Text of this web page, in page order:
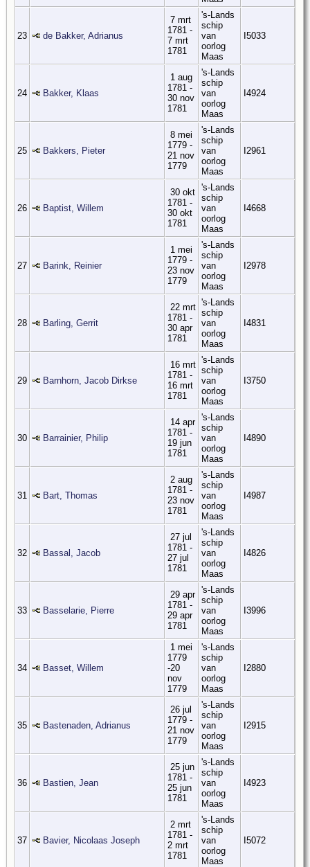
23 de Bakker, Adrianus
7 mrt
1781 -
7 mrt
1781
's-Lands
schip
van
oorlog
Maas
I5033
24 Bakker, Klaas
1 aug
1781 -
30 nov
1781
's-Lands
schip
van
oorlog
Maas
I4924
25 Bakkers, Pieter
8 mei
1779 -
21 nov
1779
's-Lands
schip
van
oorlog
Maas
I2961
26 Baptist, Willem
30 okt
1781 -
30 okt
1781
's-Lands
schip
van
oorlog
Maas
I4668
27 Barink, Reinier
1 mei
1779 -
23 nov
1779
's-Lands
schip
van
oorlog
Maas
I2978
28 Barling, Gerrit
22 mrt
1781 -
30 apr
1781
's-Lands
schip
van
oorlog
Maas
I4831
29 Barnhorn, Jacob Dirkse
16 mrt
1781 -
16 mrt
1781
's-Lands
schip
van
oorlog
Maas
I3750
30 Barrainier, Philip
14 apr
1781 -
19 jun
1781
's-Lands
schip
van
oorlog
Maas
I4890
31 Bart, Thomas
2 aug
1781 -
23 nov
1781
's-Lands
schip
van
oorlog
Maas
I4987
32 Bassal, Jacob
27 jul
1781 -
27 jul
1781
's-Lands
schip
van
oorlog
Maas
I4826
33 Basselarie, Pierre
29 apr
1781 -
29 apr
1781
's-Lands
schip
van
oorlog
Maas
I3996
34 Basset, Willem
1 mei
1779
-20
nov
1779
's-Lands
schip
van
oorlog
Maas
I2880
35 Bastenaden, Adrianus
26 jul
1779 -
21 nov
1779
's-Lands
schip
van
oorlog
Maas
I2915
36 Bastien, Jean
25 jun
1781 -
25 jun
1781
's-Lands
schip
van
oorlog
Maas
I4923
37 Bavier, Nicolaas Joseph
2 mrt
1781 -
2 mrt
1781
's-Lands
schip
van
oorlog
Maas
I5072